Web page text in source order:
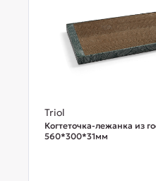
Triol
Когтеточка-лежанка из
560*300*31мм